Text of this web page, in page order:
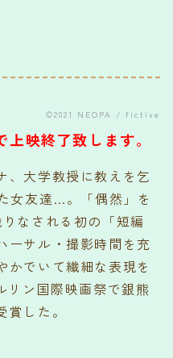
©2021 NEOPA / fictive
映終了致します。
、大学教授に教えを乞
女友達…。「偶然」を
なされる初の「短編
ーサル・撮影時間を充
かでいて繊細な表現を
リン国際映画祭で銀熊
した。